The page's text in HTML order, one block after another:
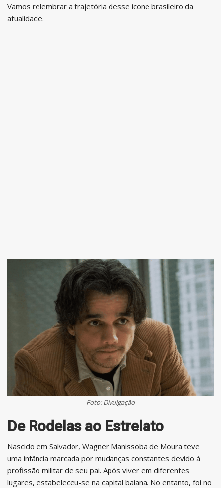
Vamos relembrar a trajetória desse ícone brasileiro da
atualidade.
Foto: Divulgação
De Rodelas ao Estrelato
Nascido em Salvador, Wagner Manissoba de Moura teve
uma infância marcada por mudanças constantes devido à
profissão militar de seu pai. Após viver em diferentes
lugares, estabeleceu-se na capital baiana. No entanto, foi no